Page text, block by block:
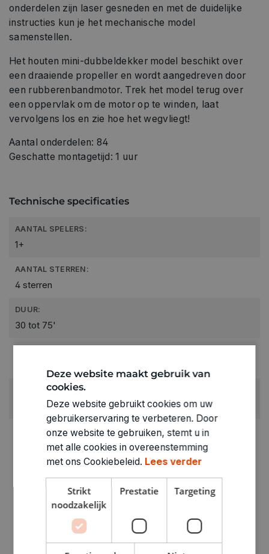
onderdelen zijn laser gesneden en met de duidelijke
instructies kun je het mechanische model
samenstellen.
Het houten mini-dubbeldekker model beschikt over
een draaiende propeller en wordt aangedreven door
een rubberenbandmotor. Trek het model terug over
een oppervlak om de motor op te winden, laat
vervolgens los en zie hoe het wegvliegt!
Aantal onderdelen: 84
Geschatte montagetijd: 1 uur
Technische specificaties
AANTAL SPELERS:
1+
AANTAL STERREN:
4 sterren
DUUR:
30 tot 75'
RUBRIEK:
Bouwen
ARTIKELNUMMER
3660002
Deze website maakt gebruik van
cookies.
Deze website gebruikt cookies om uw
gebruikerservaring te verbeteren. Door
onze website te gebruiken, stemt u in
met alle cookies in overeenstemming
met ons Cookiebeleid. Lees verder
Strikt
noodzakelijk
Prestatie Targeting